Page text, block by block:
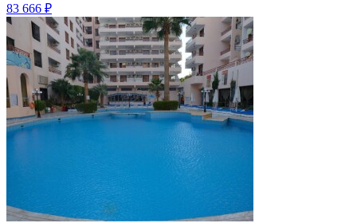
83 666 ₽